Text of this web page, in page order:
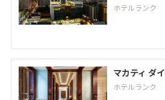
ホテルランク
マカティ ダ
ホテルランク